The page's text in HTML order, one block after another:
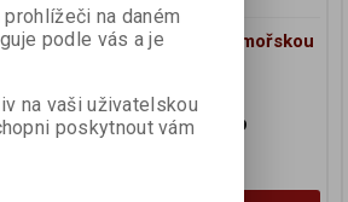
Chips z manioku s mořskou
Výrobce:El Puente
Katalogové číslo:
006959
na daném
podle vás a je
na vaši uživatelskou
poskytnout vám